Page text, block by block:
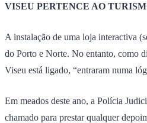
VISEU PERTENCE AO
A instalação de uma loja interactiva
do Porto e Norte. No entanto, como
Viseu está ligado, “entraram numa
Em meados deste ano, a Polícia
chamado para prestar qualquer